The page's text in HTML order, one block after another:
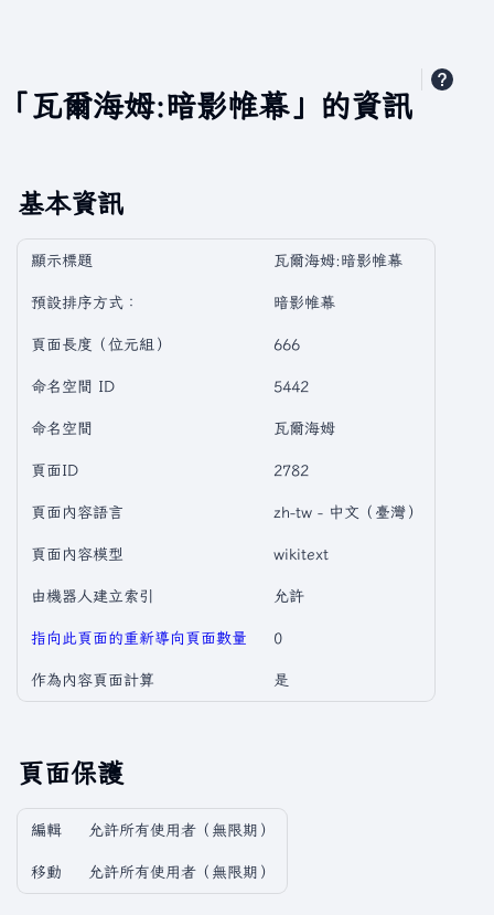
「瓦爾海姆:暗影帷幕」的資訊
基本資訊
顯示標題 瓦爾海姆:暗影帷幕
預設排序方式： 暗影帷幕
頁面長度（位元組） 666
命名空間 ID 5442
命名空間 瓦爾海姆
頁面ID 2782
頁面內容語言 zh-tw - 中文（臺灣）
頁面內容模型 wikitext
由機器人建立索引 允許
指向此頁面的重新導向頁面數量 0
作為內容頁面計算 是
頁面保護
編輯 允許所有使用者​（無限期）
移動 允許所有使用者​（無限期）